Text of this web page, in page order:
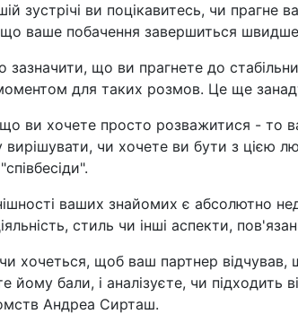
зустрічі ви поцікавитесь, чи прагне
що ваше побачення завершиться
що ви прагнете до
для таких розмов. Це ще
ви хочете просто розважитися - то
вирішувати, чи хочете ви бути з цією
ваших знайомих є абсолютно
стиль чи інші аспекти,
хочеться, щоб ваш партнер відчував,
йому бали, і аналізуєте, чи підходить
Андреа Сирташ.